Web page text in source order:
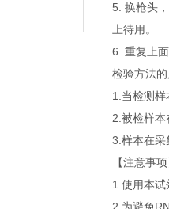
5. 换枪头
上待用。
6. 重复上
检验方法
1.当检测
2.被检样
3.样本在采
【注意事
1.使用本